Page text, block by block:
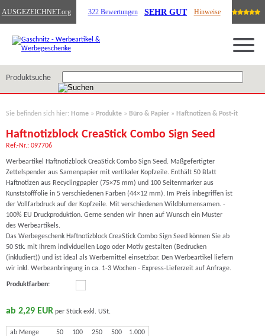
AUSGEZEICHNET.org 322 Bewertungen SEHR GUT Hinweise
Produktsuche
Sie befinden sich hier: Home » Produkte » Büro & Papier » Haftnotizen & Post-it
Haftnotizblock CreaStick Combo Sign Seed
Ref.-Nr.: 097706
Werbeartikel Haftnotizblock CreaStick Combo Sign Seed. Maßgefertigter
Zettelspender aus Samenpapier mit vertikaler Kopfzeile. Enthält 50 Blatt
Haftnotizen aus Recyclingpapier (75×75 mm) und 100 Seitenmarker aus
Kunststofffolie in 5 verschiedenen Farben (44×12 mm). Im Preis inbegriffen ist
der Vollfarbdruck auf der Kopfzeile. Mit verschiedenen Wildblumensamen. -
100% EU Druckproduktion. Gerne senden wir Ihnen auf Wunsch ein Muster
des Werbeartikels.
Das Werbegeschenk Haftnotizblock CreaStick Combo Sign Seed können Sie ab
50 Stk. mit Ihrem individuellen Logo oder Motiv gestalten (Bedrucken
(inkludiert)) und ist ideal als Werbemittel einsetzbar. Den Werbeartikel liefern
wir inkl. Werbeanbringung in ca. 1-3 Wochen - Express-Lieferzeit auf Anfrage.
Produktfarben:
ab 2,29 EUR per Stück exkl. USt.
ab Menge 50 100 250 500
1.000